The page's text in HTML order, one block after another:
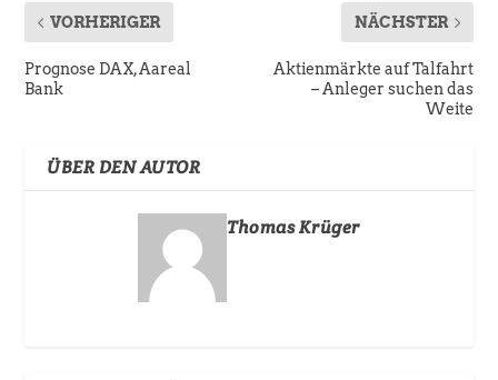
VORHERIGER
Prognose DAX, Aareal
Bank
NÄCHSTER
Aktienmärkte auf Talfahrt
– Anleger suchen das
Weite
ÜBER DEN AUTOR
Thomas Krüger